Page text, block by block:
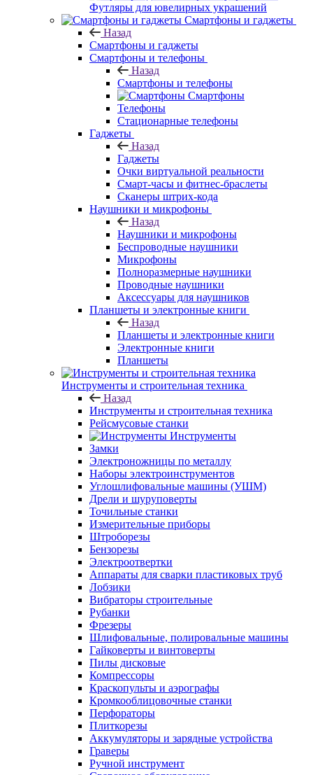
Футляры для ювелирных украшений
Смартфоны и гаджеты
Назад
Смартфоны и гаджеты
Смартфоны и телефоны
Назад
Смартфоны и телефоны
Смартфоны
Телефоны
Стационарные телефоны
Гаджеты
Назад
Гаджеты
Очки виртуальной реальности
Смарт-часы и фитнес-браслеты
Сканеры штрих-кода
Наушники и микрофоны
Назад
Наушники и микрофоны
Беспроводные наушники
Микрофоны
Полноразмерные наушники
Проводные наушники
Аксессуары для наушников
Планшеты и электронные книги
Назад
Планшеты и электронные книги
Электронные книги
Планшеты
Инструменты и строительная техника
Назад
Инструменты и строительная техника
Рейсмусовые станки
Инструменты
Замки
Электроножницы по металлу
Наборы электроинструментов
Углошлифовальные машины (УШМ)
Дрели и шуруповерты
Точильные станки
Измерительные приборы
Штроборезы
Бензорезы
Электроотвертки
Аппараты для сварки пластиковых труб
Лобзики
Вибраторы строительные
Рубанки
Фрезеры
Шлифовальные, полировальные машины
Гайковерты и винтоверты
Пилы дисковые
Компрессоры
Краскопульты и аэрографы
Кромкооблицовочные станки
Перфораторы
Плиткорезы
Аккумуляторы и зарядные устройства
Граверы
Ручной инструмент